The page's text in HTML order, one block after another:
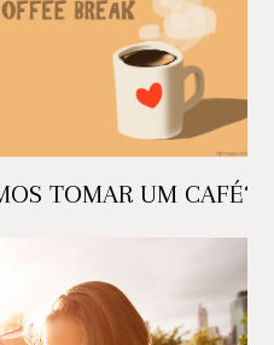
TOMAR UM CAFÉ?